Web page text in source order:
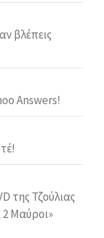
βλέπεις
Answers!
της Τζούλιας
2 Μαύροι»